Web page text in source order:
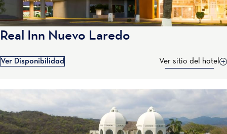
Real Inn Nuevo Laredo
Ver Disponibilidad Ver sitio del hotel